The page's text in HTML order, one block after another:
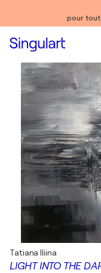
pour tout
LIGHT INTO THE
Tatiana Iliina